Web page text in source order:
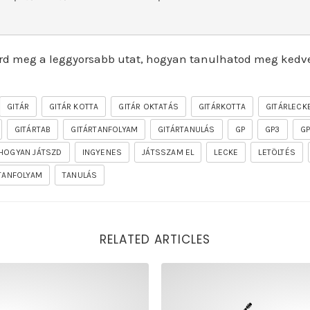
meg a leggyorsabb utat, hogyan tanulhatod meg
GITÁR GITÁR KOTTA GITÁR OKTATÁS GITÁRKOTTA
GITÁRTAB GITÁRTANFOLYAM GITÁRTANULÁS GP GP3
JÁTSZD INGYENES JÁTSSZAM EL LECKE LETÖLTÉS
TANULÁS
RELATED ARTICLES